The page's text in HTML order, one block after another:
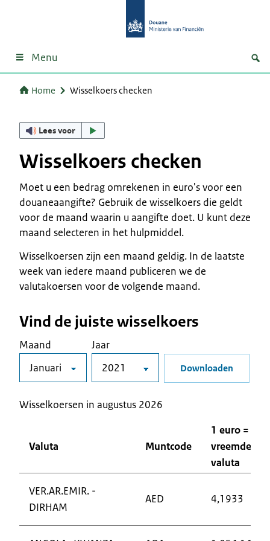
Menu
Home Wisselkoers checken
Lees voor
Wisselkoers checken
Moet u een bedrag omrekenen in euro's voor een
douaneaangifte? Gebruik de wisselkoers die geldt
voor de maand waarin u aangifte doet. U kunt deze
maand selecteren in het hulpmiddel.
Wisselkoersen zijn een maand geldig. In de laatste
week van iedere maand publiceren we de
valutakoersen voor de volgende maand.
Vind de juiste wisselkoers
Maand Jaar
Downloaden
Wisselkoersen in augustus 2026
Valuta Muntcode
1 euro =
vreemde
valuta
VER.AR.EMIR. -
DIRHAM
AED 4,1933